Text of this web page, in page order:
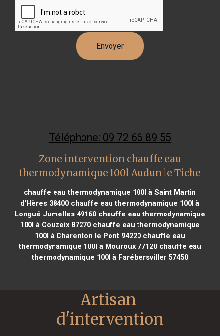
Téléphone: 09 72 66 89 55
Zone intervention chauffe eau
thermodynamique 100l Audun le Tiche
chauffe eau thermodynamique 100l à Saint Martin
d'Hères 38400 chauffe eau thermodynamique 100l à
Longué Jumelles 49160chauffe eau thermodynamique
100l à Couzeix 87270chauffe eau thermodynamique
100l à Charenton le Pont 94220chauffe eau
thermodynamique 100l à Mouroux 77120chauffe eau
thermodynamique 100l à Farébersviller 57450
Artisan
d'intervention